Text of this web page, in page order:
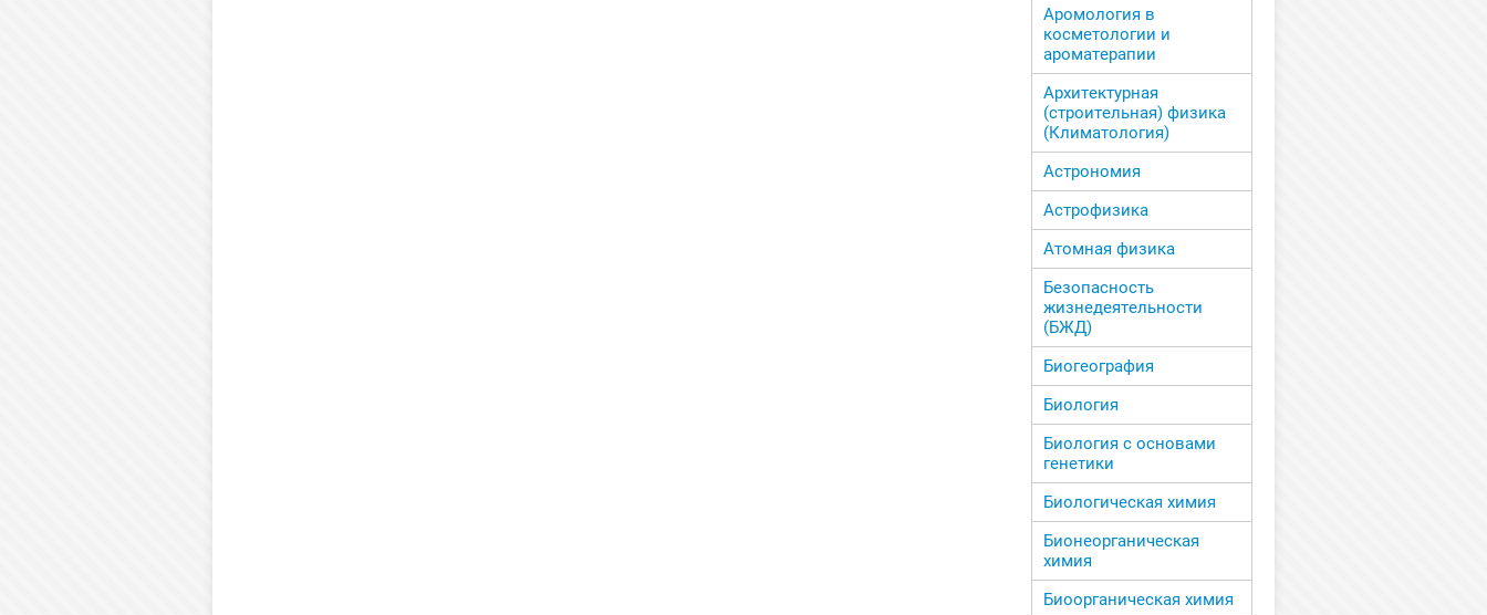
Аромология в
косметологии и
ароматерапии
Архитектурная
(строительная) физика
(Климатология)
Астрономия
Астрофизика
Атомная физика
Безопасность
жизнедеятельности
(БЖД)
Биогеография
Биология
Биология с основами
генетики
Биологическая химия
Бионеорганическая
химия
Биоорганическая химия